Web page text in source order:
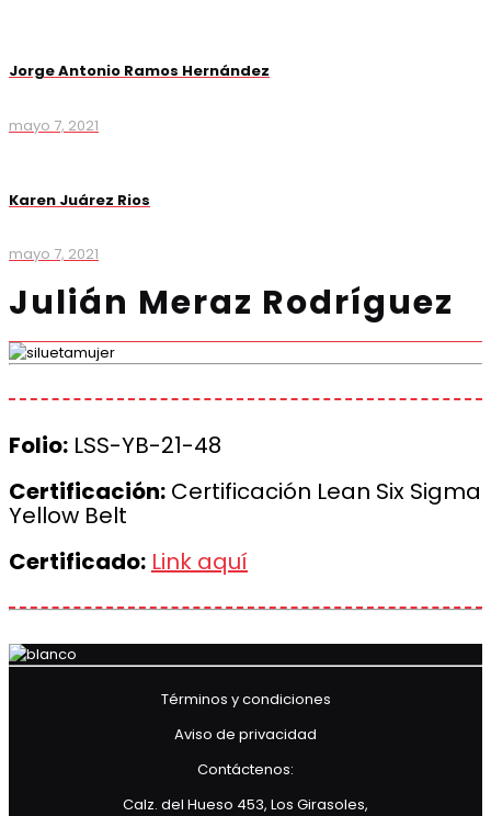
Jorge Antonio Ramos Hernández
mayo 7, 2021
Karen Juárez Rios
mayo 7, 2021
Julián Meraz Rodríguez
Folio: LSS-YB-21-48
Certificación: Certificación Lean Six Sigma
Yellow Belt
Certificado: Link aquí
Términos y condiciones
Aviso de privacidad
Contáctenos:
Calz. del Hueso 453, Los Girasoles,